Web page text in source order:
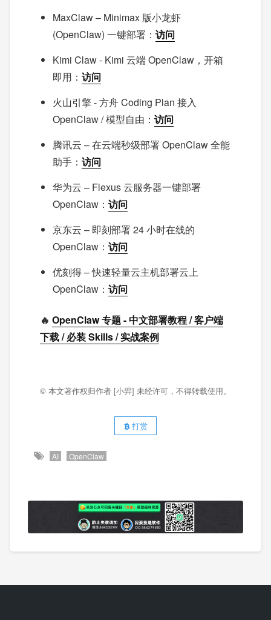
MaxClaw – Minimax 版小龙虾
(OpenClaw) 一键部署： 访问
Kimi Claw - Kimi 云端 OpenClaw，开箱
即用： 访问
火山引擎 - 方舟 Coding Plan 接入
OpenClaw / 模型自由： 访问
腾讯云 – 在云端秒级部署 OpenClaw 全能
助手： 访问
华为云 – Flexus 云服务器一键部署
OpenClaw： 访问
京东云 – 即刻部署 24 小时在线的
OpenClaw： 访问
优刻得 – 快速轻量云主机部署云上
OpenClaw： 访问
🔥 OpenClaw 专题 - 中文部署教程 / 客户端
下载 / 必装 Skills / 实战案例
© 本文著作权归作者 [小羿] 未经许可，不得转载使用。
打赏
AI OpenClaw